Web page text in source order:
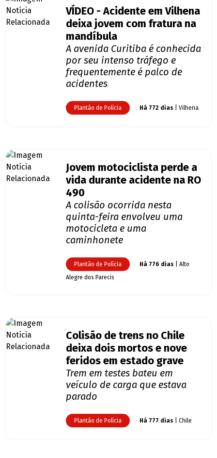
VÍDEO - Acidente em Vilhena
deixa jovem com fratura na
mandíbula
A avenida Curitiba é conhecida
por seu intenso tráfego e
frequentemente é palco de
acidentes
Plantão de Polícia Há 772 dias | Vilhena
Jovem motociclista perde a
vida durante acidente na RO
490
A colisão ocorrida nesta
quinta-feira envolveu uma
motocicleta e uma
caminhonete
Plantão de Polícia Há 776 dias | Alto
Alegre dos Parecis
Colisão de trens no Chile
deixa dois mortos e nove
feridos em estado grave
Trem em testes bateu em
veículo de carga que estava
parado
Plantão de Polícia Há 777 dias | Chile